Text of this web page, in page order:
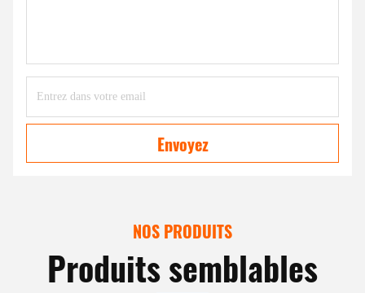
Envoyez
NOS PRODUITS
Produits semblables